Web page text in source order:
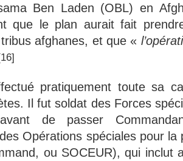
Ben Laden (OBL) en
que le plan aurait fait
afghanes, et que «
pratiquement toute sa
Il fut soldat des Forces
de passer
Opérations spéciales pour la
ou SOCEUR), qui inclut